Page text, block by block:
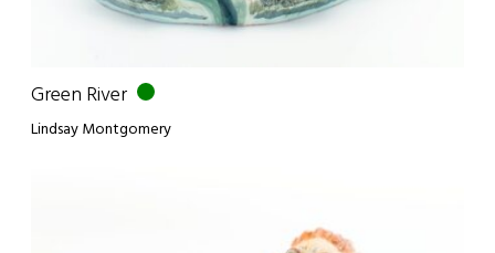
Green River
Lindsay Montgomery